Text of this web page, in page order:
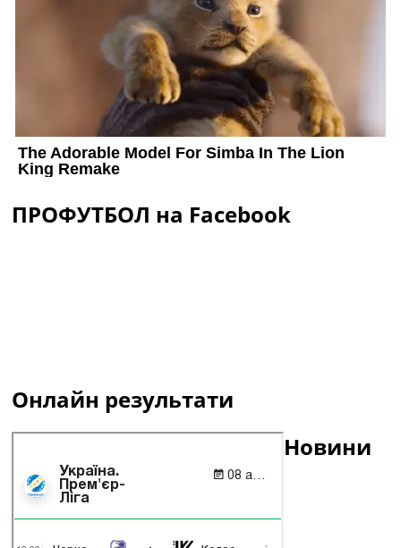
ПРОФУТБОЛ на Facebook
Онлайн результати
Новини